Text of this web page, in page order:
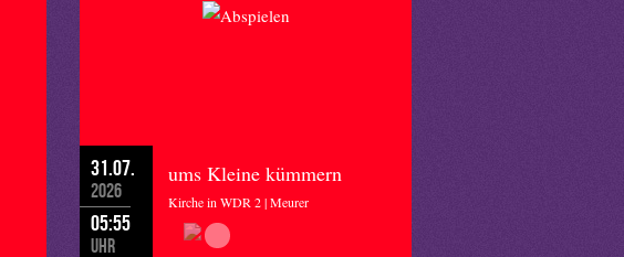
31.07.
2026
05:55
Uhr
ums Kleine kümmern
Kirche in WDR 2 | Meurer